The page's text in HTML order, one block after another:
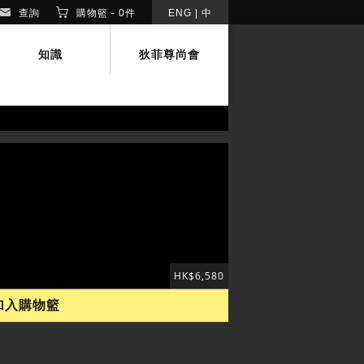
ENG 中
購物籃 - 0件
查詢
知識 狄菲尊尚會
HK$6,580
入購物籃